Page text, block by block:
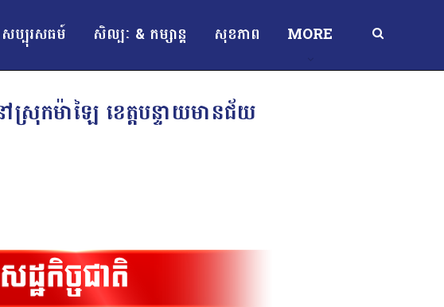
សប្បុរសធម៍ សិល្បៈ & កម្សាន្ត សុខភាព MORE
ស្រុកម៉ាឡៃ ខេត្តបន្ទាយមានជ័យ